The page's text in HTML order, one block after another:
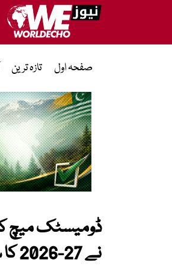
صفحہ اول تازہ ترین
نے 27-2026 کا سرپلس بجٹ پیش کردیا